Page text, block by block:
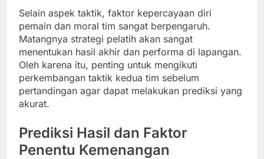
Selain aspek taktik, faktor kepercayaan diri
pemain dan moral tim sangat berpengaruh.
Matangnya strategi pelatih akan sangat
menentukan hasil akhir dan performa di lapangan.
Oleh karena itu, penting untuk mengikuti
perkembangan taktik kedua tim sebelum
pertandingan agar dapat melakukan prediksi yang
akurat.
Prediksi Hasil dan Faktor
Penentu Kemenangan